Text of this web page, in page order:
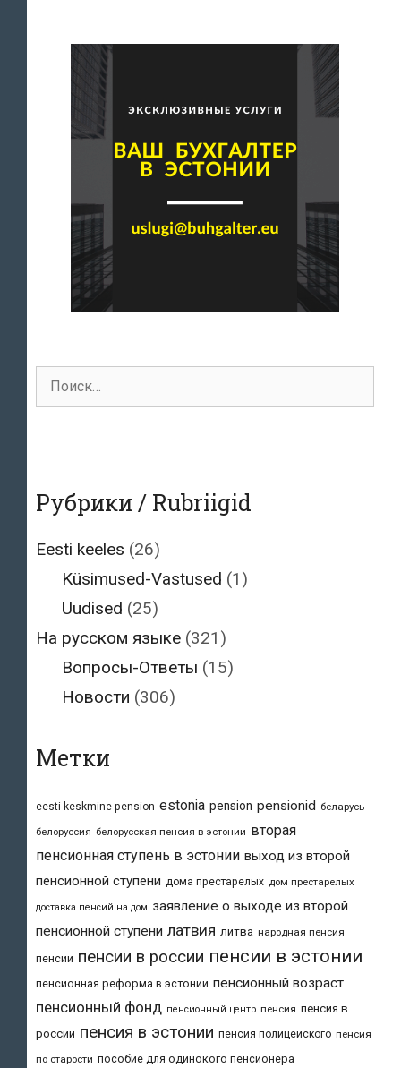
Поиск
для:
Рубрики / Rubriigid
Eesti keeles (26)
Küsimused-Vastused (1)
Uudised (25)
На русском языке (321)
Вопросы-Ответы (15)
Новости (306)
Метки
eesti keskmine pension estonia pension pensionid беларусь
белоруссия белорусская пенсия в эстонии вторая
пенсионная ступень в эстонии выход из второй
пенсионной ступени дома престарелых дом престарелых
доставка пенсий на дом заявление о выходе из второй
пенсионной ступени латвия литва народная пенсия
пенсии пенсии в россии пенсии в эстонии
пенсионная реформа в эстонии пенсионный возраст
пенсионный фонд пенсионный центр пенсия пенсия в
россии пенсия в эстонии пенсия полицейского пенсия
по старости пособие для одинокого пенсионера